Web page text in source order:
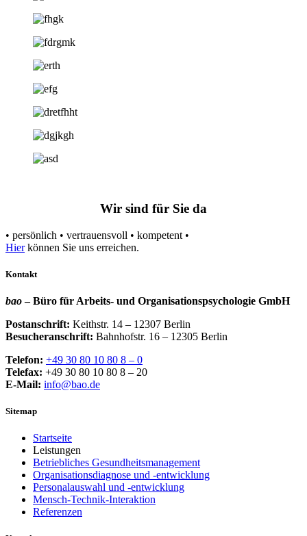
Wir sind für Sie da
• persönlich • vertrauensvoll • kompetent •
Hierkönnen Sie uns erreichen.
Kontakt
bao– Büro für Arbeits- und Organisationspsychologie GmbH
Postanschrift: Keithstr. 14 – 12307 Berlin
Besucheranschrift: Bahnhofstr. 16 – 12305 Berlin
Telefon: +49 30 80 10 80 8 – 0
Telefax: +49 30 80 10 80 8 – 20
E-Mail: info@bao.de
Sitemap
Startseite
Leistungen
Betriebliches Gesundheitsmanagement
Organisationsdiagnose und -entwicklung
Personalauswahl und -entwicklung
Mensch-Technik-Interaktion
Referenzen